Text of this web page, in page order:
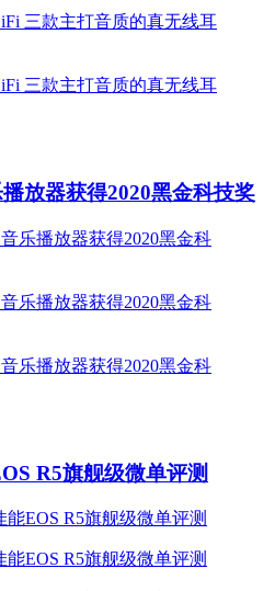
放器获得2020黑金科技奖
R5旗舰级微单评测